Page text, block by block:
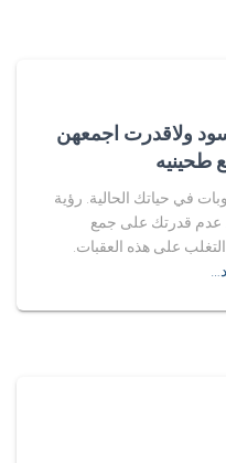
ولاقدرت اجمعهن
طحينيه
في حياتك الحالية. رؤية
عدم قدرتك على جمع
على هذه العقبات.